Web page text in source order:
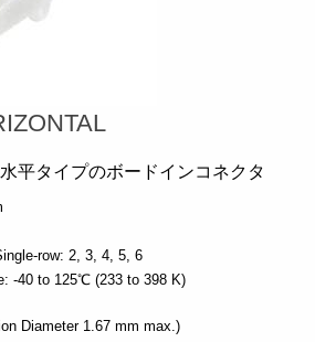
平タイプのボードインコネクタ
row: 2, 3, 4, 5, 6
-40 to 125℃ (233 to 398 K)
Diameter 1.67 mm max.)